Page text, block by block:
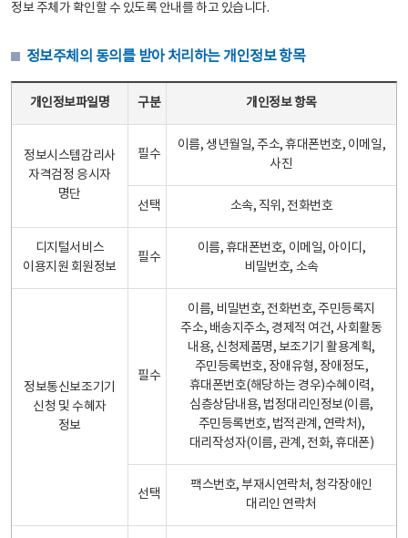
정보 주체가 확인할 수 있도록 안내를 하고 있습니다.
정보주체의 동의를 받아 처리하는 개인정보 항목
개인정보파일명 구분 개인정보 항목
정보시스템감리사
자격검정 응시자
명단
필수
이름, 생년월일, 주소, 휴대폰번호, 이메일,
사진
선택 소속, 직위, 전화번호
디지털서비스
이용지원 회원정보
필수
이름, 휴대폰번호, 이메일, 아이디,
비밀번호, 소속
정보통신보조기기
신청 및 수혜자
정보
필수
이름, 비밀번호, 전화번호, 주민등록지
주소, 배송지주소, 경제적 여건, 사회활동
내용, 신청제품명, 보조기기 활용계획,
주민등록번호, 장애유형, 장애정도,
휴대폰번호(해당하는 경우)수혜이력,
심층상담내용, 법정대리인정보(이름,
주민등록번호, 법적관계, 연락처),
대리작성자(이름, 관계, 전화, 휴대폰)
선택
팩스번호, 부재시연락처, 청각장애인
대리인 연락처